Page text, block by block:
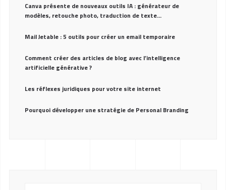
Canva présente de nouveaux outils IA : générateur de
modèles, retouche photo, traduction de texte…
Mail Jetable : 5 outils pour créer un email temporaire
Comment créer des articles de blog avec l’intelligence
artificielle générative ?
Les réflexes juridiques pour votre site internet
Pourquoi développer une stratégie de Personal Branding